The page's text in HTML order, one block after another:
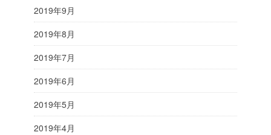
2019年9月
2019年8月
2019年7月
2019年6月
2019年5月
2019年4月